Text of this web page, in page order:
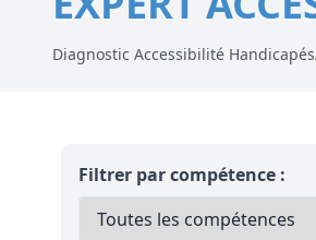
Diagnostic Accessibilité Handicapés
Filtrer par compétence :